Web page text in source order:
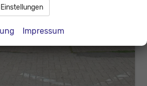
Einstellungen
Impressum